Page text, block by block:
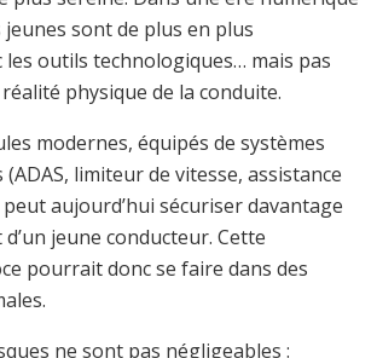
sont de plus en plus
les outils technologiques… mais pas
physique de la conduite.
modernes, équipés de systèmes
(ADAS, limiteur de vitesse, assistance
aujourd’hui sécuriser davantage
jeune conducteur. Cette
pourrait donc se faire dans des
ne sont pas négligeables :